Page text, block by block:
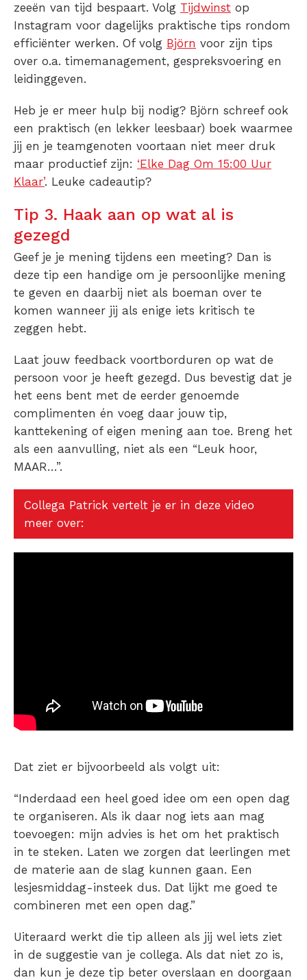
zeeën van tijd bespaart. Volg Tijdwinst op
Instagram voor dagelijks praktische tips rondom
efficiënter werken. Of volg Björn voor zijn tips
over o.a. timemanagement, gespreksvoering en
leidinggeven.
Heb je er meer hulp bij nodig? Björn schreef ook
een praktisch (en lekker leesbaar) boek waarmee
jij en je teamgenoten voortaan niet meer druk
maar productief zijn: ‘Elke Dag Om 15:00 Uur
Klaar’. Leuke cadeautip?
Tip 3. Haak aan op wat al is
gezegd
Geef je je mening tijdens een meeting? Dan is
deze tip een handige om je persoonlijke mening
te geven en daarbij niet als boeman over te
komen wanneer jij als enige iets kritisch te
zeggen hebt.
Laat jouw feedback voortborduren op wat de
persoon voor je heeft gezegd. Dus bevestig dat je
het eens bent met de eerder genoemde
complimenten én voeg daar jouw tip,
kanttekening of eigen mening aan toe. Breng het
als een aanvulling, niet als een “Leuk hoor,
MAAR…”.
Collega Patrick vertelt je er in deze video
meer over:
Dat ziet er bijvoorbeeld als volgt uit:
“Inderdaad een heel goed idee om een open dag
te organiseren. Als ik daar nog iets aan mag
toevoegen: mijn advies is het om het praktisch
in te steken. Laten we zorgen dat leerlingen met
de materie aan de slag kunnen gaan. Een
lesjesmiddag-insteek dus. Dat lijkt me goed te
combineren met een open dag.”
Uiteraard werkt die tip alleen als jij wel iets ziet
in de suggestie van je collega. Als dat niet zo is,
dan kun je deze tip beter overslaan en doorgaan